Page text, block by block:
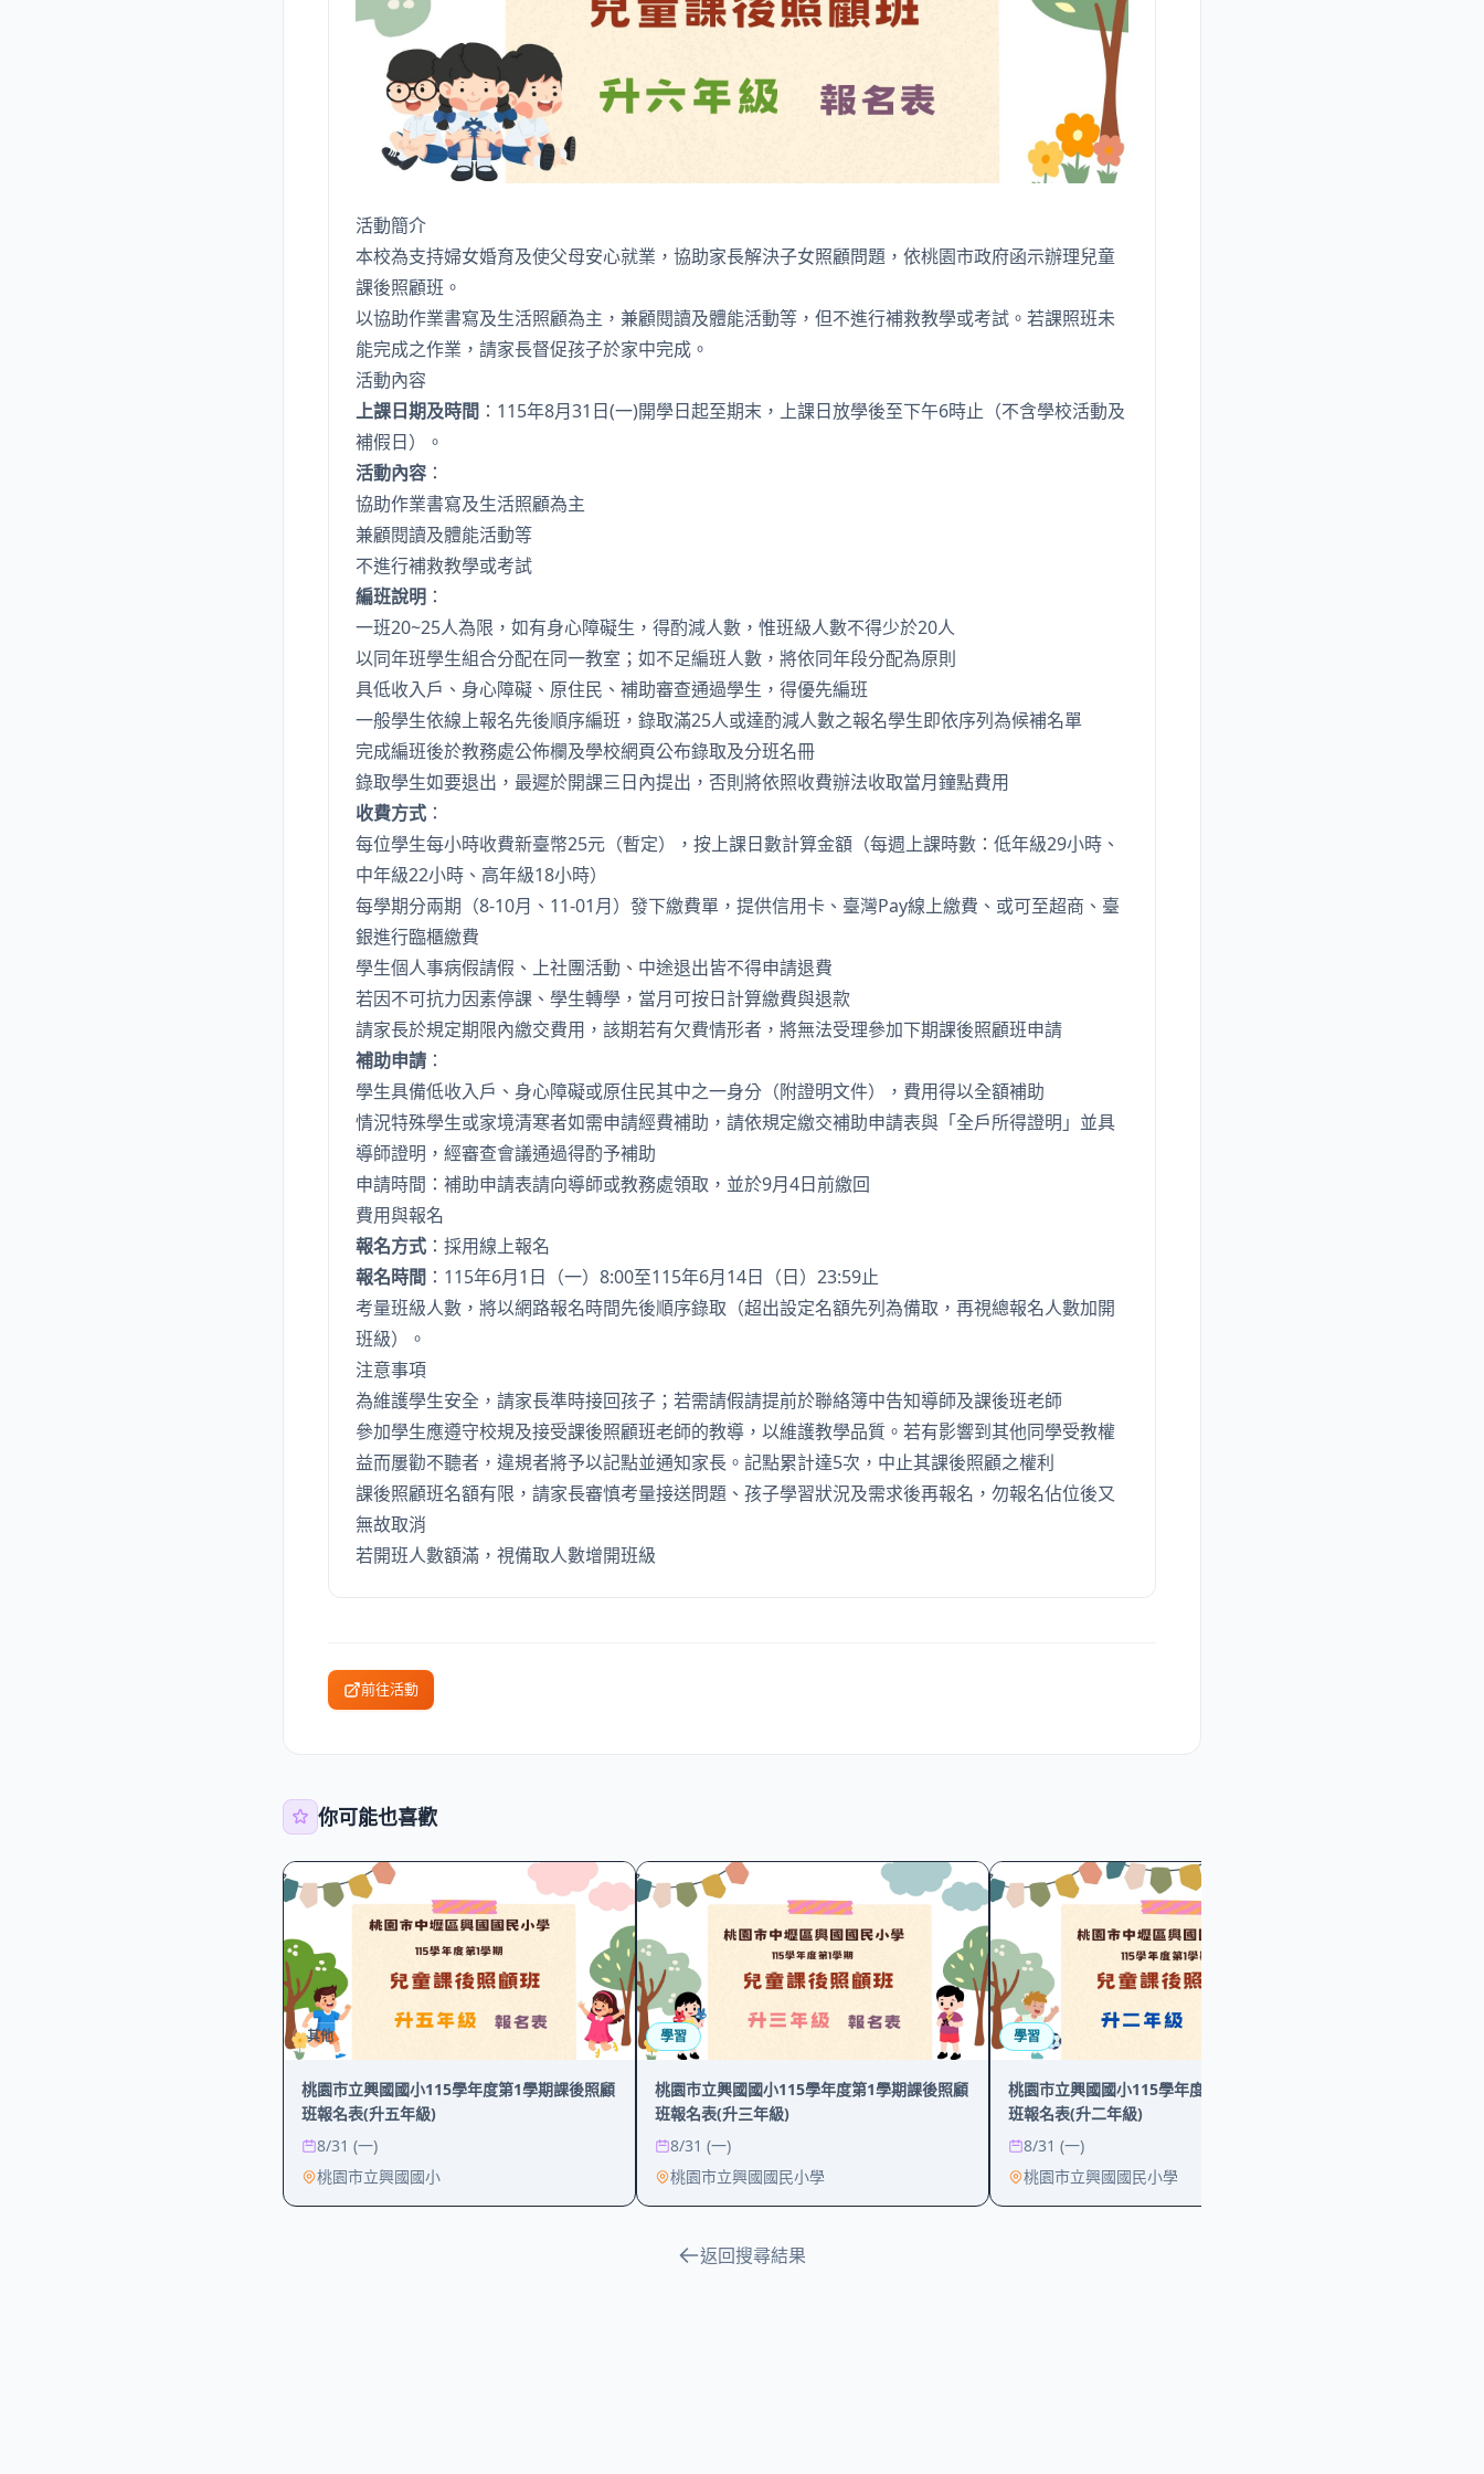
活動簡介
本校為支持婦女婚育及使父母安心就業，協助家長解決子女照顧問題，依桃園市政府函示辦理兒童
課後照顧班。
以協助作業書寫及生活照顧為主，兼顧閱讀及體能活動等，但不進行補救教學或考試。若課照班未
能完成之作業，請家長督促孩子於家中完成。
活動內容
上課日期及時間 ：115年8月31日(一)開學日起至期末，上課日放學後至下午6時止（不含學校活動及
補假日）。
活動內容 ：
協助作業書寫及生活照顧為主
兼顧閱讀及體能活動等
不進行補救教學或考試
編班說明 ：
一班20~25人為限，如有身心障礙生，得酌減人數，惟班級人數不得少於20人
以同年班學生組合分配在同一教室；如不足編班人數，將依同年段分配為原則
具低收入戶、身心障礙、原住民、補助審查通過學生，得優先編班
一般學生依線上報名先後順序編班，錄取滿25人或達酌減人數之報名學生即依序列為候補名單
完成編班後於教務處公佈欄及學校網頁公布錄取及分班名冊
錄取學生如要退出，最遲於開課三日內提出，否則將依照收費辦法收取當月鐘點費用
收費方式 ：
每位學生每小時收費新臺幣25元（暫定），按上課日數計算金額（每週上課時數：低年級29小時、
中年級22小時、高年級18小時）
每學期分兩期（8-10月、11-01月）發下繳費單，提供信用卡、臺灣Pay線上繳費、或可至超商、臺
銀進行臨櫃繳費
學生個人事病假請假、上社團活動、中途退出皆不得申請退費
若因不可抗力因素停課、學生轉學，當月可按日計算繳費與退款
請家長於規定期限內繳交費用，該期若有欠費情形者，將無法受理參加下期課後照顧班申請
補助申請 ：
學生具備低收入戶、身心障礙或原住民其中之一身分（附證明文件），費用得以全額補助
情況特殊學生或家境清寒者如需申請經費補助，請依規定繳交補助申請表與「全戶所得證明」並具
導師證明，經審查會議通過得酌予補助
申請時間：補助申請表請向導師或教務處領取，並於9月4日前繳回
費用與報名
報名方式 ：採用線上報名
報名時間 ：115年6月1日（一）8:00至115年6月14日（日）23:59止
考量班級人數，將以網路報名時間先後順序錄取（超出設定名額先列為備取，再視總報名人數加開
班級）。
注意事項
為維護學生安全，請家長準時接回孩子；若需請假請提前於聯絡簿中告知導師及課後班老師
參加學生應遵守校規及接受課後照顧班老師的教導，以維護教學品質。若有影響到其他同學受教權
益而屢勸不聽者，違規者將予以記點並通知家長。記點累計達5次，中止其課後照顧之權利
課後照顧班名額有限，請家長審慎考量接送問題、孩子學習狀況及需求後再報名，勿報名佔位後又
無故取消
若開班人數額滿，視備取人數增開班級
前往活動
你可能也喜歡
其他
桃園市立興國國小115學年度第1學期課後照顧
班報名表(升五年級)
8/31 (一)
桃園市立興國國小
學習
桃園市立興國國小115學年度第1學期課後照顧
班報名表(升三年級)
8/31 (一)
桃園市立興國國民小學
學習
桃園市立興國國小115學年度第1學期課後照顧
班報名表(升二年級)
8/31 (一)
桃園市立興國國民小學
返回搜尋結果